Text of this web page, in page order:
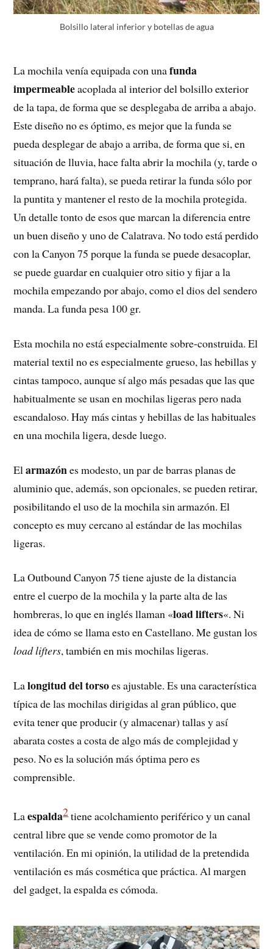
Bolsillo lateral inferior y botellas de agua
La mochila venía equipada con unafunda
impermeableacoplada al interior del bolsillo exterior
de la tapa, de forma que se desplegaba de arriba a abajo.
Este diseño no es óptimo, es mejor que la funda se
pueda desplegar de abajo a arriba, de forma que si, en
situación de lluvia, hace falta abrir la mochila (y, tarde o
temprano, hará falta), se pueda retirar la funda sólo por
la puntita y mantener el resto de la mochila protegida.
Un detalle tonto de esos que marcan la diferencia entre
un buen diseño y uno de Calatrava. No todo está perdido
con la Canyon 75 porque la funda se puede desacoplar,
se puede guardar en cualquier otro sitio y fijar a la
mochila empezando por abajo, como el dios del sendero
manda. La funda pesa 100 gr.
Esta mochila no está especialmente sobre-construida. El
material textil no es especialmente grueso, las hebillas y
cintas tampoco, aunque sí algo más pesadas que las que
habitualmente se usan en mochilas ligeras pero nada
escandaloso. Hay más cintas y hebillas de las habituales
en una mochila ligera, desde luego.
Elarmazónes modesto, un par de barras planas de
aluminio que, además, son opcionales, se pueden retirar,
posibilitando el uso de la mochila sin armazón. El
concepto es muy cercano al estándar de las mochilas
ligeras.
La Outbound Canyon 75 tiene ajuste de la distancia
entre el cuerpo de la mochila y la parte alta de las
hombreras, lo que en inglés llaman «load lifters«. Ni
idea de cómo se llama esto en Castellano. Me gustan los
load lifters, también en mis mochilas ligeras.
Lalongitud del torsoes ajustable. Es una característica
típica de las mochilas dirigidas al gran público, que
evita tener que producir (y almacenar) tallas y así
abarata costes a costa de algo más de complejidad y
peso. No es la solución más óptima pero es
comprensible.
Laespalda2tiene acolchamiento periférico y un canal
central libre que se vende como promotor de la
ventilación. En mi opinión, la utilidad de la pretendida
ventilación es más cosmética que práctica. Al margen
del gadget, la espalda es cómoda.